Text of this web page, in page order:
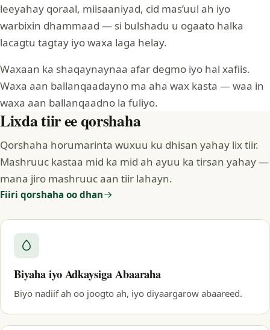
leeyahay qoraal, miisaaniyad, cid mas’uul ah iyo
warbixin dhammaad — si bulshadu u ogaato halka
lacagtu tagtay iyo waxa laga helay.
Waxaan ka shaqaynaynaa afar degmo iyo hal xafiis.
Waxa aan ballanqaadayno ma aha wax kasta — waa in
waxa aan ballanqaadno la fuliyo.
Lixda tiir ee qorshaha
Qorshaha horumarinta wuxuu ku dhisan yahay lix tiir.
Mashruuc kastaa mid ka mid ah ayuu ka tirsan yahay —
mana jiro mashruuc aan tiir lahayn.
Fiiri qorshaha oo dhan
Biyaha iyo Adkaysiga Abaaraha
Biyo nadiif ah oo joogto ah, iyo diyaargarow abaareed.